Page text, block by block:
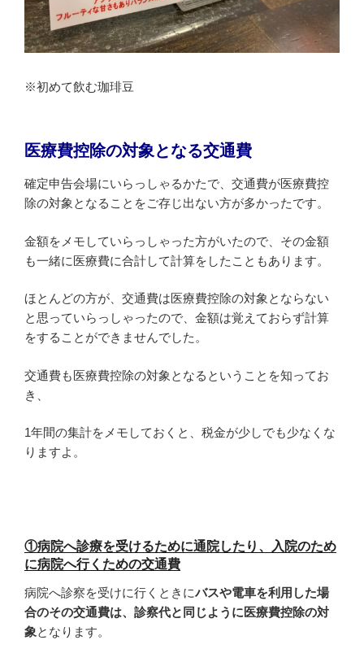
※初めて飲む珈琲豆
医療費控除の対象となる交通費
確定申告会場にいらっしゃるかたで、交通費が医療費控
除の対象となることをご存じ出ない方が多かったです。
金額をメモしていらっしゃった方がいたので、その金額
も一緒に医療費に合計して計算をしたこともあります。
ほとんどの方が、交通費は医療費控除の対象とならない
と思っていらっしゃったので、金額は覚えておらず計算
をすることができませんでした。
交通費も医療費控除の対象となるということを知ってお
き、
1年間の集計をメモしておくと、税金が少しでも少なくな
りますよ。
①病院へ診療を受けるために通院したり、入院のため
に病院へ行くための交通費
病院へ診察を受けに行くときにバスや電車を利用した場
合のその交通費は、診察代と同じように医療費控除の対
象となります。